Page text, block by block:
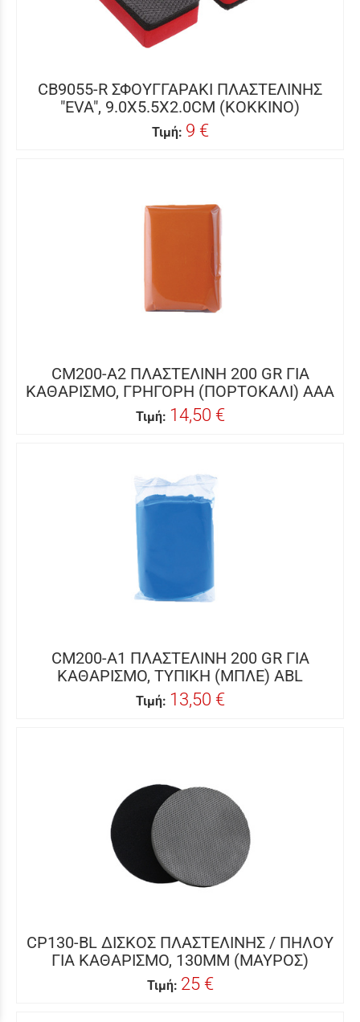
CB9055-R ΣΦΟΥΓΓΑΡΑΚΙ ΠΛΑΣΤΕΛΙΝΗΣ
"EVA", 9.0X5.5X2.0CM (ΚΟΚΚΙΝΟ)
Τιμή: 9 €
CM200-A2 ΠΛΑΣΤΕΛΙΝΗ 200 GR ΓΙΑ
ΚΑΘΑΡΙΣΜΟ, ΓΡΗΓΟΡΗ (ΠΟΡΤΟΚΑΛΙ) AAA
Τιμή: 14,50 €
CM200-A1 ΠΛΑΣΤΕΛΙΝΗ 200 GR ΓΙΑ
ΚΑΘΑΡΙΣΜΟ, ΤΥΠΙΚΗ (ΜΠΛΕ) ABL
Τιμή: 13,50 €
CP130-BL ΔΙΣΚΟΣ ΠΛΑΣΤΕΛΙΝΗΣ / ΠΗΛΟΥ
ΓΙΑ ΚΑΘΑΡΙΣΜΟ, 130MM (ΜΑΥΡΟΣ)
Τιμή: 25 €